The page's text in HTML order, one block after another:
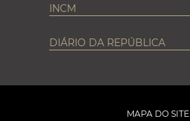
INCM
DIÁRIO DA REPÚBLICA
MAPA DO SITE